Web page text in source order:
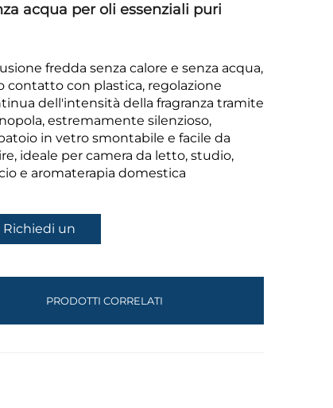
acqua per oli essenziali puri
fredda senza calore e senza acqua,
contatto con plastica, regolazione
dell'intensità della fragranza tramite
estremamente silenzioso,
in vetro smontabile e facile da
ideale per camera da letto, studio,
e aromaterapia domestica
Richiedi un
PRODOTTI CORRELATI